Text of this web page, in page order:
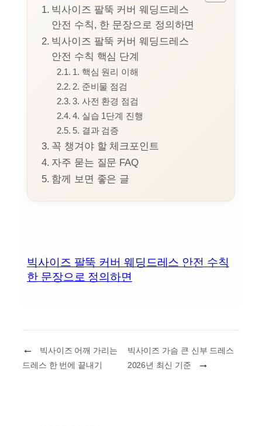
빅사이즈 팔뚝 커버 웨딩드레스
안전 수칙, 한 문장으로 정의하면
빅사이즈 팔뚝 커버 웨딩드레스
안전 수칙 핵심 단계
1. 핵심 원리 이해
2. 준비물 점검
3. 사전 환경 점검
4. 실습 1단계 진행
5. 결과 검증
꼭 챙겨야 할 체크포인트
자주 묻는 질문 FAQ
함께 보면 좋은 글
빅사이즈 팔뚝 커버 웨딩드레스 안전 수칙
한 문장으로 정의하면
←
빅사이즈 어깨 가리는
드레스 한 번에 끝내기
빅사이즈 가슴 큰 신부 드레스
2026년 최신 기준
→